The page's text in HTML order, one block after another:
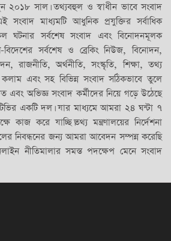
২০১৮ সাল। তথ্যবহুল ও স্বাধীন ভাবে সংবাদ
সংবাদ মাধ্যমটি আধুনিক প্রযুক্তির সর্বাধিক
ঘটনার সর্বশেষ সংবাদ এবং বিনোদনমূলক
সর্বশেষ ও ব্রেকিং নিউজ, বিনোদন,
রাজনীতি, অর্থনীতি, সংস্কৃতি, শিক্ষা, তথ্য
কলাম এবং সহ বিভিন্ন সংবাদ সঠিকভাবে তুলে
এবং অভিজ্ঞ সংবাদ কর্মীদের নিয়ে গড়ে উঠেছে
একটি দল। যার মাধ্যমে আমরা ২৪ ঘন্টা ৭
কাজ করে যাচ্ছি।তথ্য মন্ত্রণালয়ের নির্দেশনা
নিবন্ধনের জন্য আমরা আবেদন সম্পন্ন করেছি
নীতিমালার সমস্ত পদক্ষেপ মেনে সংবাদ